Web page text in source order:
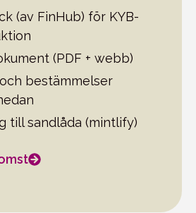
(av FinHub) för KYB-
(PDF + webb)
bestämmelser
till sandlåda (mintlify)